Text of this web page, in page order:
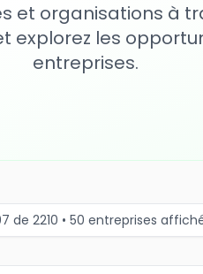
et organisations à
explorez les
entreprises.
de 2210 • 50 entreprises